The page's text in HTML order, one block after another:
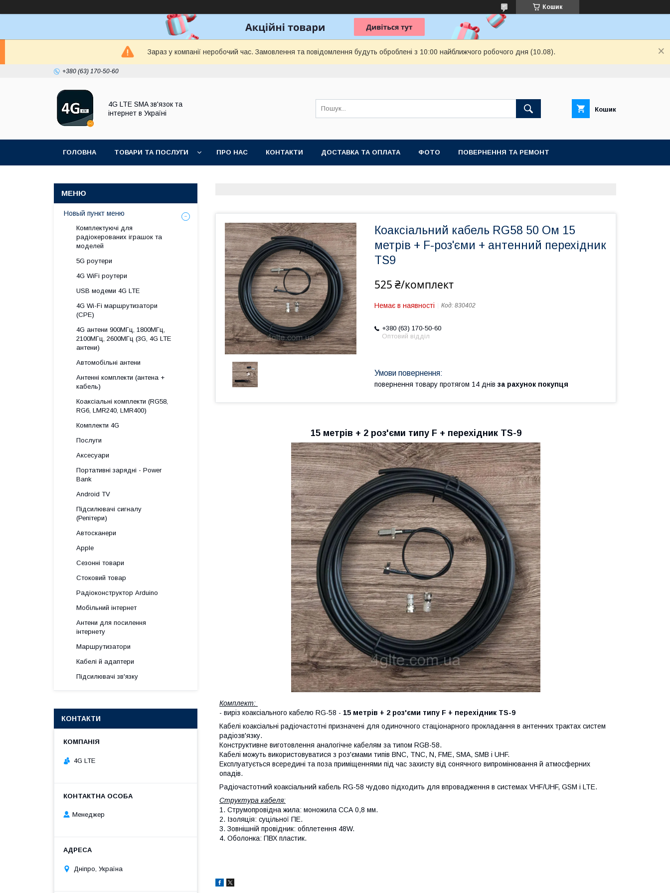
Кошик
Зараз у компанії неробочий час. Замовлення та повідомлення будуть оброблені з 10:00 найближчого робочого дня (10.08).
+380 (63) 170-50-60
4G LTE SMA зв'язок та
інтернет в Україні
Кошик
ГОЛОВНА ТОВАРИ ТА ПОСЛУГИ ПРО НАС КОНТАКТИ ДОСТАВКА ТА ОПЛАТА ФОТО ПОВЕРНЕННЯ ТА РЕМОНТ
Коаксіальний кабель RG58 50 Ом 15
метрів + F-роз'єми + антенний перехідник
TS9
525 ₴/комплект
Немає в наявності Код: 830402
+380 (63) 170-50-60
Оптовий відділ
повернення товару протягом 14 днів за рахунок покупця
15 метрів + 2 роз'єми типу F + перехідник TS-9
Комплект:
- виріз коаксіального кабелю RG-58 - 15 метрів + 2 роз'єми типу F + перехідник TS-9
Кабелі коаксіальні радіочастотні призначені для одиночного стаціонарного прокладання в антенних трактах систем
радіозв'язку.
Конструктивне виготовлення аналогічне кабелям за типом RGB-58.
Кабелі можуть використовуватися з роз'ємами типів BNC, TNC, N, FME, SMA, SMB і UHF.
Експлуатується всередині та поза приміщеннями під час захисту від сонячного випромінювання й атмосферних
опадів.
Радіочастотний коаксіальний кабель RG-58 чудово підходить для впровадження в системах VHF/UHF, GSM і LTE.
Структура кабеля:
1. Струмопровідна жила: моножила ССА 0,8 мм.
2. Ізоляція: суцільної ПЕ.
3. Зовнішній провідник: обплетення 48W.
4. Оболонка: ПВХ пластик.
Новый пункт меню
Комплектуючі для
радіокерованих іграшок та
моделей
5G роутери
4G WiFi роутери
USB модеми 4G LTE
4G Wi-Fi маршрутизатори
(CPE)
4G антени 900МГц, 1800МГц,
2100МГц, 2600МГц (3G, 4G LTE
антени)
Автомобільні антени
Антенні комплекти (антена +
кабель)
Коаксіальні комплекти (RG58,
RG6, LMR240, LMR400)
Комплекти 4G
Послуги
Аксесуари
Портативні зарядні - Power
Bank
Android TV
Підсилювачі сигналу
(Репітери)
Автосканери
Apple
Сезонні товари
Стоковий товар
Радіоконструктор Arduino
Мобільний інтернет
Антени для посилення
інтернету
Маршрутизатори
Кабелі й адаптери
Підсилювачі зв'язку
КОНТАКТИ
4G LTE
Менеджер
Дніпро, Україна